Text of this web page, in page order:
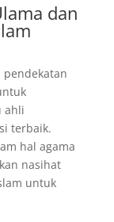
dan
ahli
terbaik.
hal agama
nasihat
untuk